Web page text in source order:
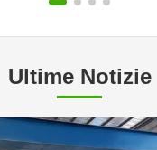
Ultime Notizie